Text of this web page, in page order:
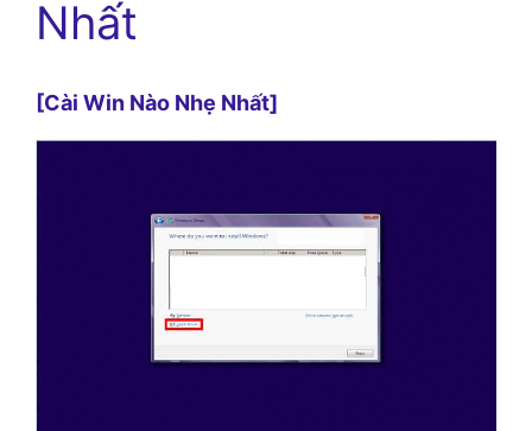
Nhất
[Cài Win Nào Nhẹ Nhất]